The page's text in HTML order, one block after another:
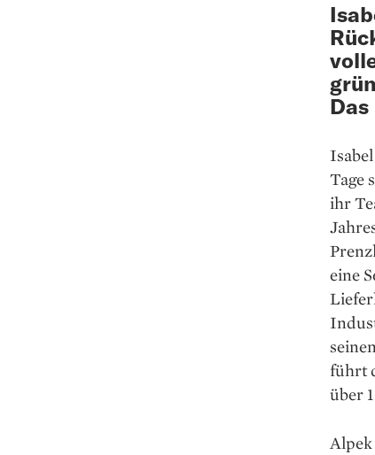
Tage
ihr
eine
führt
über
Alpek